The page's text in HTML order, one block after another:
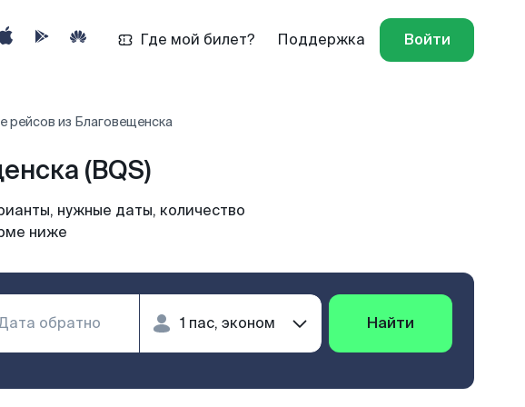
Где мой билет? Поддержка Войти
рейсов из Благовещенска
(BQS)
нужные даты, количество
ниже
Найти